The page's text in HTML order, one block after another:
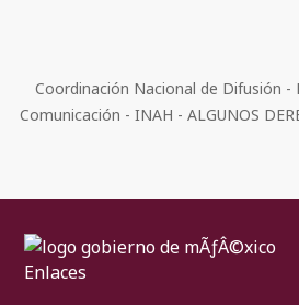
Coordinación Nacional de Difusión -
Comunicación - INAH - ALGUNOS
Enlaces